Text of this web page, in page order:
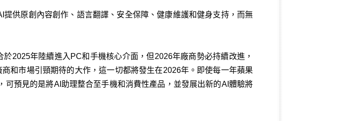
供原創內容創作、語言翻譯、安全保障、健康維護和健身支持，而無
2025年陸續進入PC和手機核心介面，但2026年廠商勢必持續改進，
和市場引頸期待的大作，這一切都將發生在2026年。即使每一年蘋果
預見的是將AI助理整合至手機和消費性產品，並發展出新的AI體驗將